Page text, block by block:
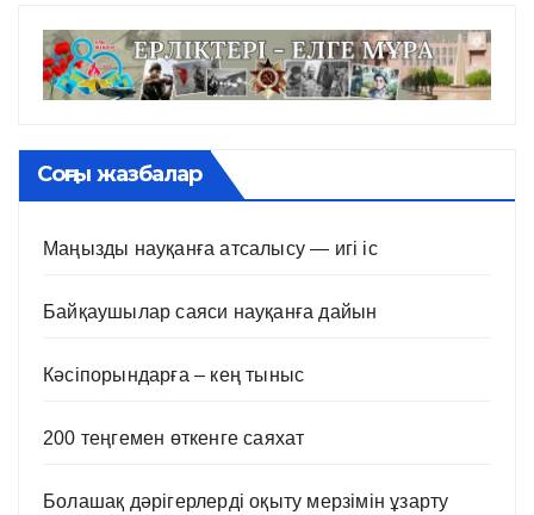
Соңғы жазбалар
Маңызды науқанға атсалысу — игі іс
Байқаушылар саяси науқанға дайын
Кәсіпорындарға – кең тыныс
200 теңгемен өткенге саяхат
Болашақ дәрігерлерді оқыту мерзімін ұзарту